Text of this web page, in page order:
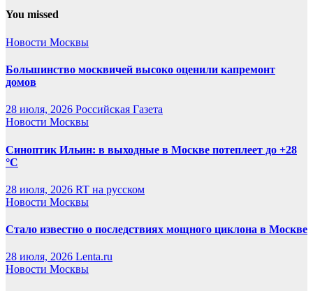
You missed
Новости Москвы
Большинство москвичей высоко оценили капремонт
домов
28 июля, 2026 Российская Газета
Новости Москвы
Синоптик Ильин: в выходные в Москве потеплеет до +28
°C
28 июля, 2026 RT на русском
Новости Москвы
Стало известно о последствиях мощного циклона в Москве
28 июля, 2026 Lenta.ru
Новости Москвы